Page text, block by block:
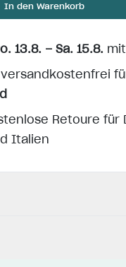
In den Warenkorb
13.8. – Sa. 15.8.
Retoure für
Italien